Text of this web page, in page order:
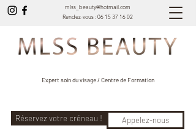
mlss_beauty@hotmail.com
Rendez-vous :06 15 37 16 02
Expert soin du visage / Centre de Formation
Réservez votre créneau ! Appelez-nous